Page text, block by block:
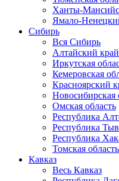
Ханты-
Ямало-
Сибирь
Вся Сибирь
Алтайский край
Иркутская
Кемеровская
Красноярский
Новосибирская
Омская область
Республика
Республика
Республика
Томская область
Кавказ
Весь Кавказ